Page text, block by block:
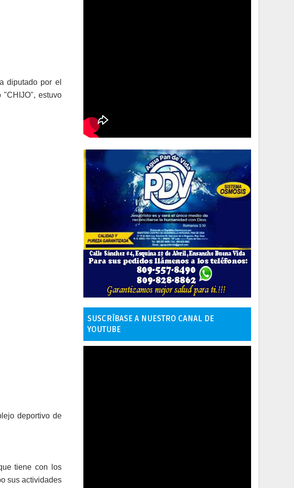
diputado por el
"CHIJO", estuvo
deportivo de
tiene con los
sus actividades
SUSCRÍBASE A NUESTRO CANAL DE
YOUTUBE